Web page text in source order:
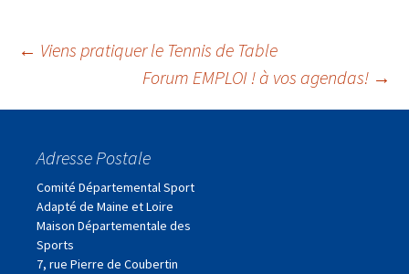
Navigation
des
articles
← Viens pratiquer le Tennis de Table
Forum EMPLOI ! à vos agendas! →
Adresse Postale
Comité Départemental Sport
Adapté de Maine et Loire
Maison Départementale des
Sports
7, rue Pierre de Coubertin